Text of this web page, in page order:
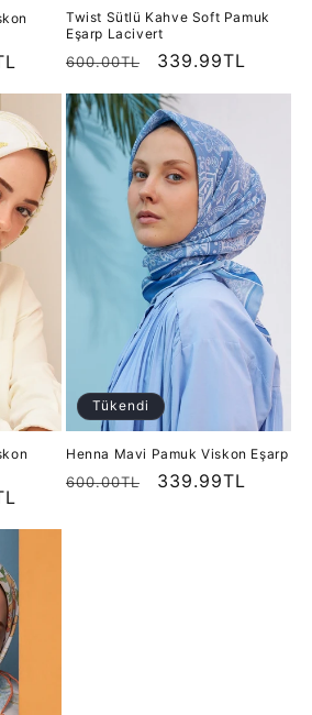
Twist Sütlü Kahve Soft Pamuk
Eşarp Lacivert
Normal
600.00TL
İndirimli
339.99TL
Tükendi
Henna Mavi Pamuk Viskon Eşarp
Normal
600.00TL
İndirimli
339.99TL